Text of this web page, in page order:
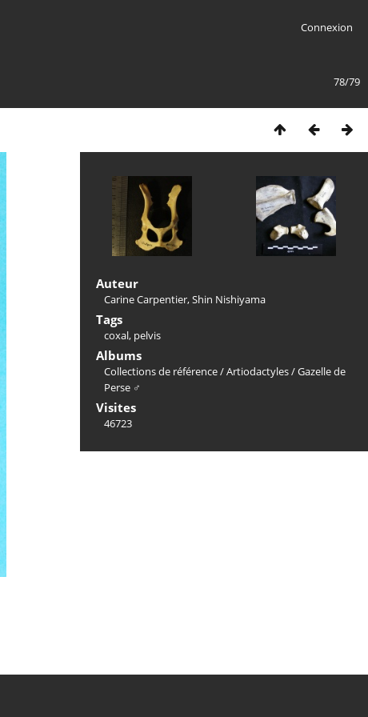
Connexion
78/79
Auteur
Carine Carpentier, Shin Nishiyama
Tags
coxal, pelvis
Albums
Collections de référence/Artiodactyles/Gazelle de
Perse ♂
Visites
46723